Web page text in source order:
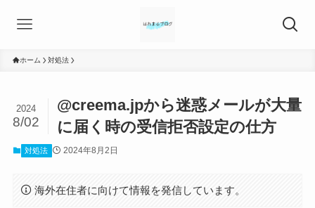
ホーム 対処法
@creema.jpから迷惑メールが大量
に届く時の受信拒否設定の仕方
2024
8/02
対処法 2024年8月2日
海外在住者に向けて情報を発信しています。